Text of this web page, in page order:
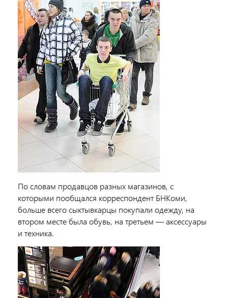
По словам продавцов разных магазинов, с
которыми пообщался корреспондент БНКоми,
больше всего сыктывкарцы покупали одежду, на
втором месте была обувь, на третьем — аксессуары
и техника.